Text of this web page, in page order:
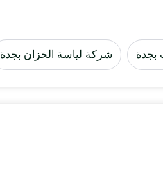
بجدة شركة لياسة الخزان بجدة